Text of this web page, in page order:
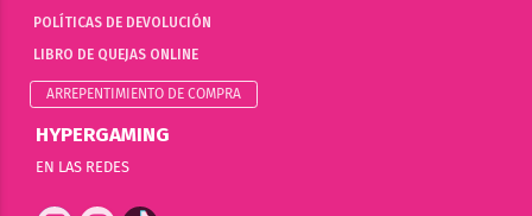
POLÍTICAS DE DEVOLUCIÓN
LIBRO DE QUEJAS ONLINE
ARREPENTIMIENTO DE COMPRA
HYPERGAMING
EN LAS REDES